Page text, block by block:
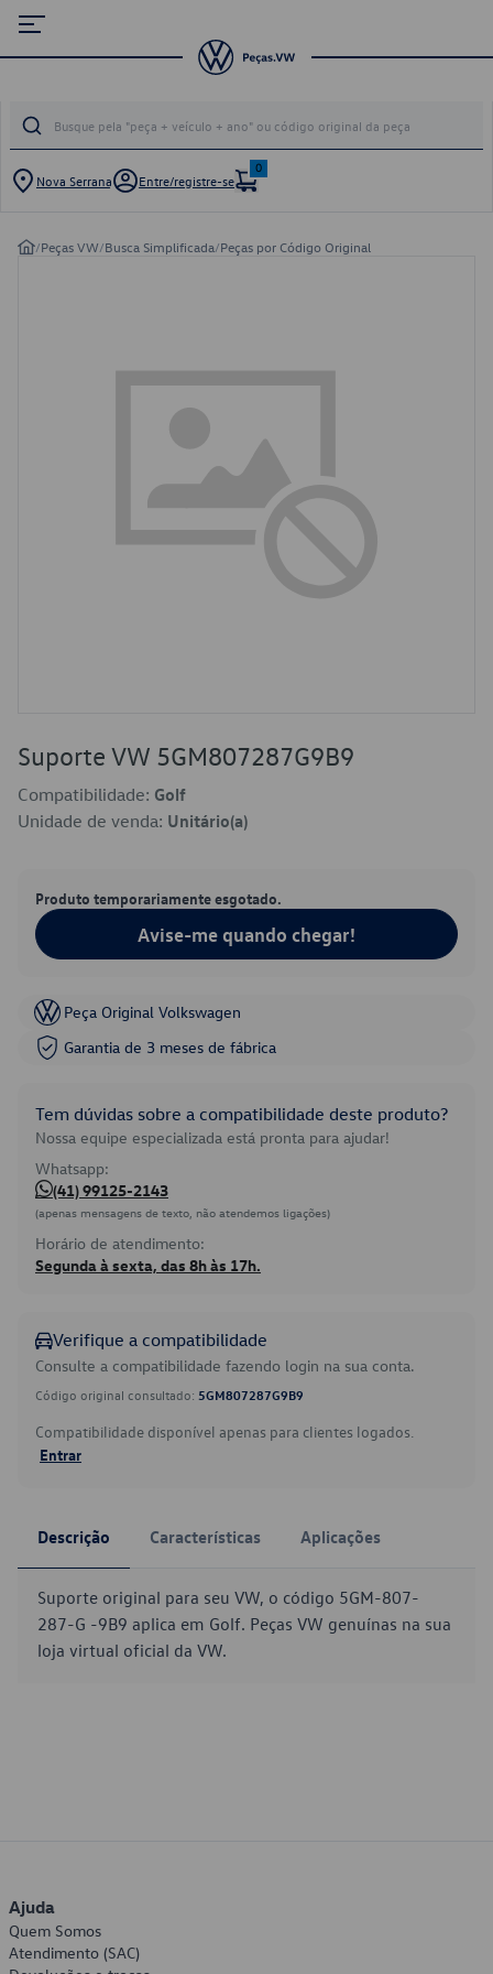
Nova Serrana Entre/registre-se
0
/Peças VW/Busca Simplificada/Peças por Código Original
Suporte VW 5GM807287G9B9
Compatibilidade: Golf
Unidade de venda: Unitário(a)
Produto temporariamente esgotado.
Avise-me quando chegar!
Peça Original Volkswagen
Garantia de 3 meses de fábrica
Tem dúvidas sobre a compatibilidade deste produto?
Nossa equipe especializada está pronta para ajudar!
Whatsapp:
(41) 99125-2143
(apenas mensagens de texto, não atendemos ligações)
Horário de atendimento:
Segunda à sexta, das 8h às 17h.
Verifique a compatibilidade
Consulte a compatibilidade fazendo login na sua conta.
Código original consultado: 5GM807287G9B9
Compatibilidade disponível apenas para clientes logados.
Entrar
Descrição Características Aplicações
Suporte original para seu VW, o código 5GM-807-
287-G -9B9 aplica em Golf. Peças VW genuínas na sua
loja virtual oficial da VW.
Ajuda
Quem Somos
Atendimento (SAC)